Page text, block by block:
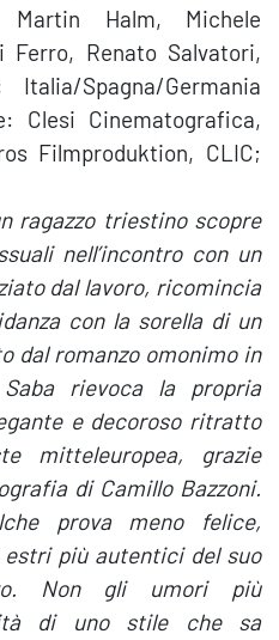
Martin Halm, Michele
Renato Salvatori,
Spagna/Germania
Clesi Cinematografica,
Filmproduktion, CLIC;
ragazzo triestino scopre
nell’incontro con un
dal lavoro, ricomincia
con la sorella di un
dal romanzo omonimo in
rievoca la propria
e decoroso ritratto
mitteleuropea, grazie
di Camillo Bazzoni.
prova meno felice,
più autentici del suo
Non gli umori più
di uno stile che sa